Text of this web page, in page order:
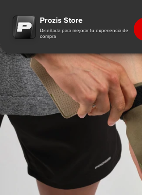
Prozis Store
Diseñada para mejorar tu experiencia de
compra